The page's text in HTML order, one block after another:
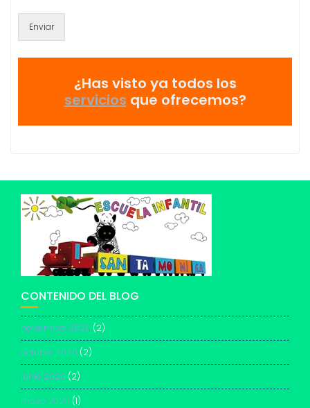
Enviar
¿Has visto ya todos los
servicios que ofrecemos?
CONTENIDO DEL BLOG
noviembre 2020 (2)
octubre 2020 (2)
junio 2020 (2)
mayo 2020 (1)